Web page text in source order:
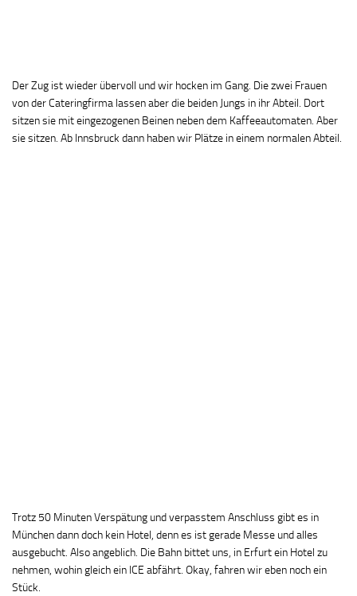
Der Zug ist wieder übervoll und wir hocken im Gang. Die zwei Frauen
von der Cateringfirma lassen aber die beiden Jungs in ihr Abteil. Dort
sitzen sie mit eingezogenen Beinen neben dem Kaffeeautomaten. Aber
sie sitzen. Ab Innsbruck dann haben wir Plätze in einem normalen Abteil.
Trotz 50 Minuten Verspätung und verpasstem Anschluss gibt es in
München dann doch kein Hotel, denn es ist gerade Messe und alles
ausgebucht. Also angeblich. Die Bahn bittet uns, in Erfurt ein Hotel zu
nehmen, wohin gleich ein ICE abfährt. Okay, fahren wir eben noch ein
Stück.